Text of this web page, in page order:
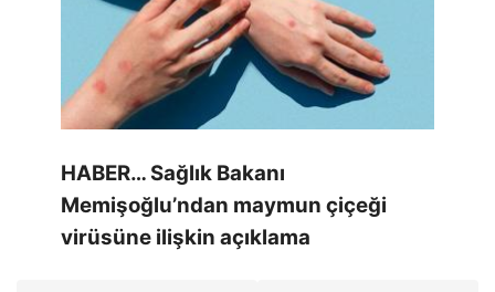
HABER… Sağlık Bakanı
Memişoğlu’ndan maymun çiçeği
virüsüne ilişkin açıklama